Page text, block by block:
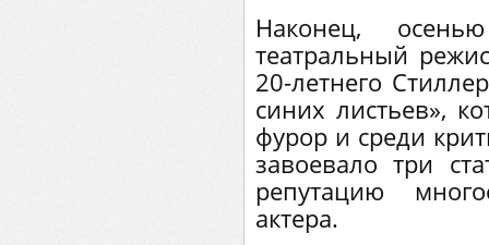
Наконец,
театральный
20-летнего
синих листьев»,
фурор и среди
завоевало три
репутацию
актера.